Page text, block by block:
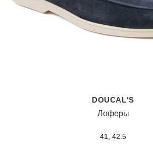
DOUCAL'S
Лоферы
41, 42.5